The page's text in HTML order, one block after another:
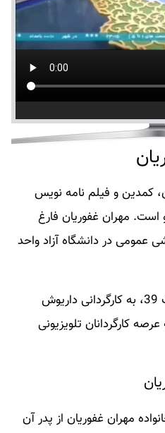
کمدین و فیلم نامه نویس
است. مهران غفوریان فارغ
عمومی در دانشگاه آزاد واحد
بازیگری را با مجموعه طنز جنگ 39، به کارگردانی داریوش
کارگردانان تلویزیونی
مهران غفوریان از پدر آن